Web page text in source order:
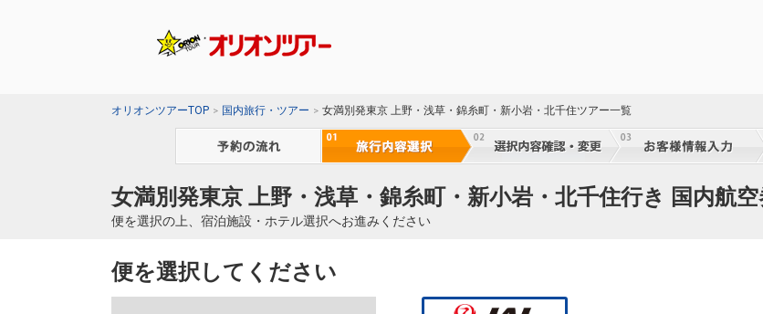
オリオンツアーTOP 国内旅行・ツアー 女満別発東京 上野・浅草・錦糸町・新小岩・北千住ツアー一覧
女満別発東京 上野・浅草・錦糸町・新小岩・北千住行き 国内航
便を選択の上、宿泊施設・ホテル選択へお進みください
便を選択してください